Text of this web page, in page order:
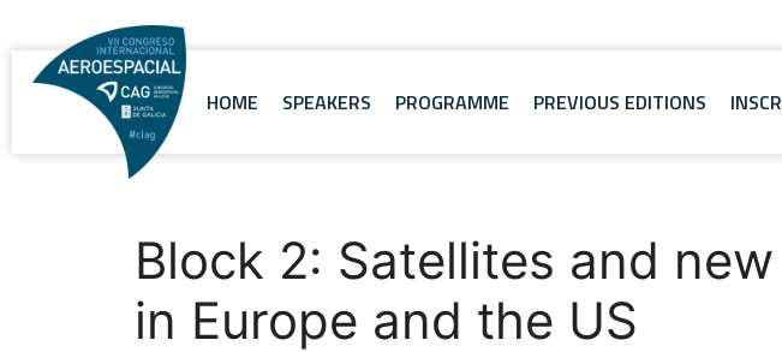
HOME SPEAKERS PROGRAMME PREVIOUS EDITIONS
Block 2: Satellites and
in Europe and the US